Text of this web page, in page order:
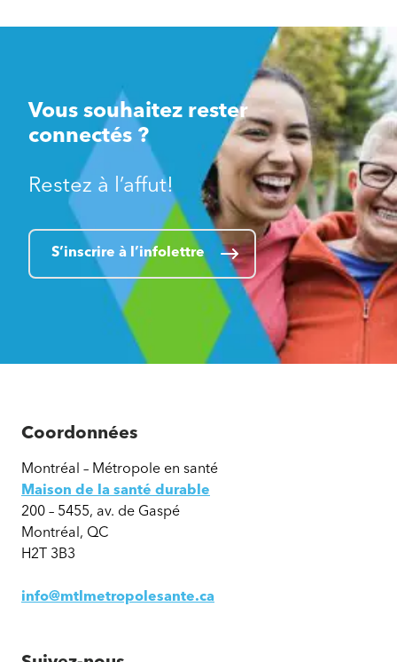
Vous souhaitez rester
connectés ?
Restez à l’affut!
S’inscrire à l’infolettre
Coordonnées
Montréal – Métropole en santé
Maison de la santé durable
200 – 5455, av. de Gaspé
Montréal, QC
H2T 3B3
info@mtlmetropolesante.ca